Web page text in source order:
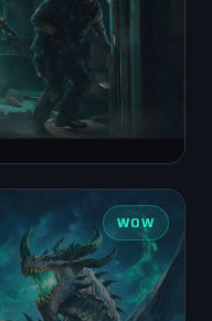
WOW